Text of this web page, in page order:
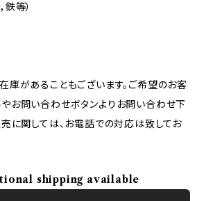
等）
庫があることもございます。ご希望のお客
お問い合わせボタンよりお問い合わせ下
に関しては、お電話での対応は致してお
shipping available